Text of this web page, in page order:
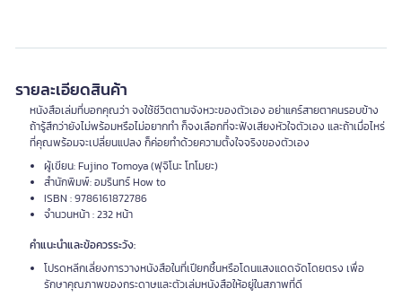
รายละเอียดสินค้า
หนังสือเล่มที่บอกคุณว่า จงใช้ชีวิตตามจังหวะของตัวเอง อย่าแคร์สายตาคนรอบข้าง
ถ้ารู้สึกว่ายังไม่พร้อมหรือไม่อยากทำ ก็จงเลือกที่จะฟังเสียงหัวใจตัวเอง และถ้าเมื่อไหร่
ที่คุณพร้อมจะเปลี่ยนแปลง ก็ค่อยทำด้วยความตั้งใจจริงของตัวเอง
ผู้เขียน: Fujino Tomoya (ฟุจิโนะ โทโมยะ)
สำนักพิมพ์: อมรินทร์ How to
ISBN : 9786161872786
จำนวนหน้า : 232 หน้า
คำแนะนำและข้อควรระวัง:
โปรดหลีกเลี่ยงการวางหนังสือในที่เปียกชื้นหรือโดนแสงแดดจัดโดยตรง เพื่อ
รักษาคุณภาพของกระดาษและตัวเล่มหนังสือให้อยู่ในสภาพที่ดี